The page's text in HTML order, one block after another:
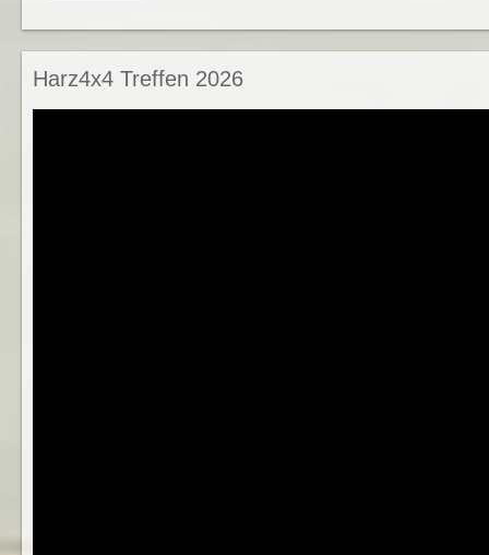
Harz4x4 Treffen 2026